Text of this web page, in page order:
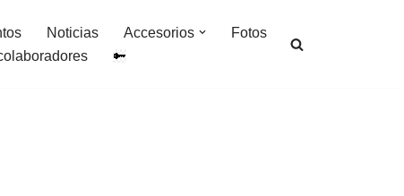
Noticias Accesorios
Fotos